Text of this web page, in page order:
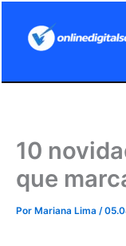
10
que
Por Mariana Lima /